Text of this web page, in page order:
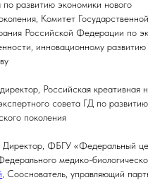
по развитию экономики нового
Комитет
Российской Федерации по
инновационному развитию
, директор, Российская креативная
экспертного совета ГД по
поколения
, Директор, ФБГУ «Федеральный
медико-
, Сооснователь, управляющий